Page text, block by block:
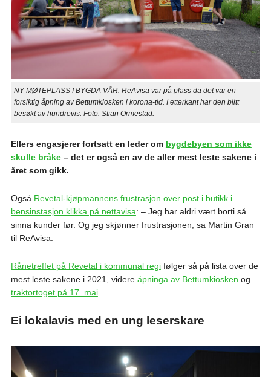
NY MØTEPLASS I BYGDA VÅR: ReAvisa var på plass da det var en
forsiktig åpning av Bettumkiosken i korona-tid. I etterkant har den blitt
besøkt av hundrevis. Foto: Stian Ormestad.
Ellers engasjerer fortsatt en leder om bygdebyen som ikke
skulle bråke– det er også en av de aller mest leste sakene i
året som gikk.
Også Revetal-kjøpmannens frustrasjon over post i butikk i
bensinstasjon klikka på nettavisa: – Jeg har aldri vært borti så
sinna kunder før. Og jeg skjønner frustrasjonen, sa Martin Gran
til ReAvisa.
Rånetreffet på Revetal i kommunal regifølger så på lista over de
mest leste sakene i 2021, videre åpninga av Bettumkiosken og
traktortoget på 17. mai.
Ei lokalavis med en ung leserskare